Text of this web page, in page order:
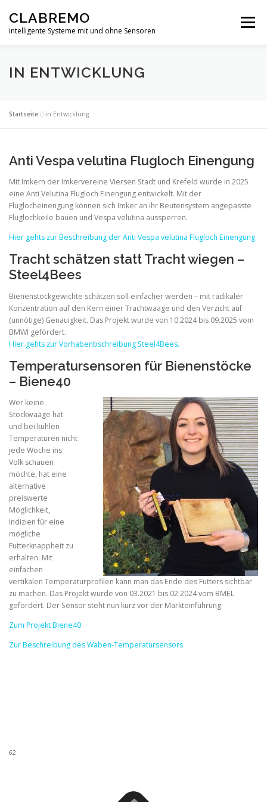
Inhalt
springen
CLABREMO
intelligente Systeme mit und ohne Sensoren
Menü
START PRODUKTE IN ENTWICKLUNG
DATENSCHUTZERKLÄRUNG
FORSCHUNG
IN ENTWICKLUNG
Startseite »in Entwicklung
Anti Vespa velutina Flugloch Einengung
Mit Imkern der Imkervereine Viersen Stadt und Krefeld wurde in 2025
eine Anti Velutina Flugloch Einengung entwickelt. Mit der
Fluglocheinengung können sich Imker an ihr Beutensystem angepasste
Fluglochkeile bauen und Vespa velutina aussperren.
Hier gehts zur Beschreibung der Anti Vespa velutina Flugloch Einengung
Tracht schätzen statt Tracht wiegen –
Steel4Bees
Bienenstockgewichte schätzen soll einfacher werden – mit radikaler
Konzentration auf den Kern einer Trachtwaage und den Verzicht auf
(unnötige) Genauigkeit. Das Projekt wurde von 10.2024 bis 09.2025 vom
BMWI gefördert.
Hier gehts zur Vorhabenbschreibung Steel4Bees.
Temperatursensoren für Bienenstöcke
– Biene40
Wer keine
Stockwaage hat
und bei kühlen
Temperaturen nicht
jede Woche ins
Volk schauen
möchte, hat eine
alternative
preiswerte
Möglichkeit,
Indizien für eine
mögliche
Futterknappheit zu
erhalten. Mit
einfachen
vertikalen Temperaturprofilen kann man das Ende des Futters sichtbar
zu machen. Das Projekt wurde von 03.2021 bis 02.2024 vom BMEL
gefördert. Der Sensor steht nun kurz vor der Markteinführung
Zum Projekt Biene40
Zur Beschreibung des Waben-Temperatursensors